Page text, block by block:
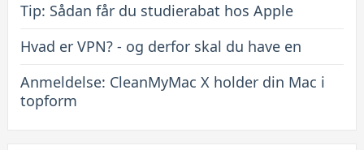
Tip: Sådan får du studierabat hos Apple
Hvad er VPN? - og derfor skal du have en
Anmeldelse: CleanMyMac X holder din Mac i
topform